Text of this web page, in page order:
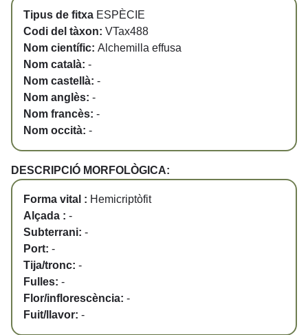
Tipus de fitxa ESPÈCIE
Codi del tàxon: VTax488
Nom científic: Alchemilla effusa
Nom català: -
Nom castellà: -
Nom anglès: -
Nom francès: -
Nom occità: -
DESCRIPCIÓ MORFOLÒGICA:
Forma vital : Hemicriptòfit
Alçada : -
Subterrani: -
Port: -
Tija/tronc: -
Fulles: -
Flor/inflorescència: -
Fuit/llavor: -